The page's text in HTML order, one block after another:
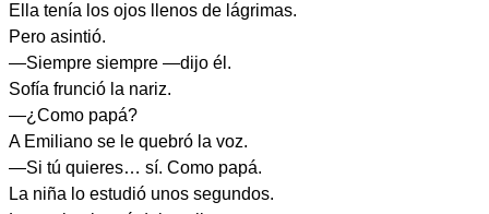
Ella tenía los ojos llenos de lágrimas.
Pero asintió.
—Siempre siempre —dijo él.
Sofía frunció la nariz.
—¿Como papá?
A Emiliano se le quebró la voz.
—Si tú quieres… sí. Como papá.
La niña lo estudió unos segundos.